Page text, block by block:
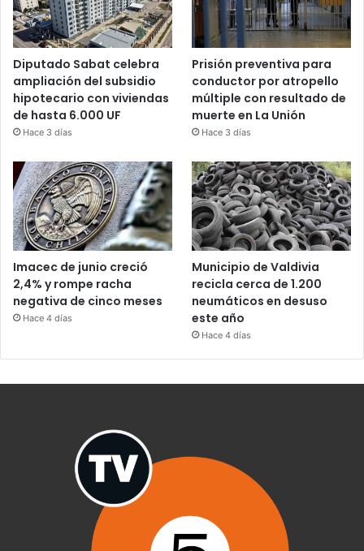
Diputado Sabat celebra
ampliación del subsidio
hipotecario con viviendas
de hasta 6.000 UF
Hace 3 días
Prisión preventiva para
conductor por atropello
múltiple con resultado de
muerte en La Unión
Hace 3 días
Imacec de junio creció
2,4% y rompe racha
negativa de cinco meses
Hace 4 días
Municipio de Valdivia
recicla cerca de 1.200
neumáticos en desuso
este año
Hace 4 días